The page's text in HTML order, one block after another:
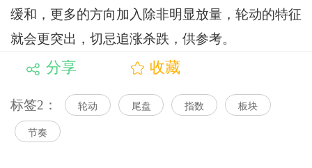
缓和，更多的方向加入除非明显放量，轮动的特征
就会更突出，切忌追涨杀跌，供参考。
分享 收藏
标签2： 轮动 尾盘 指数 板块
节奏